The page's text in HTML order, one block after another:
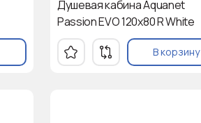
Душевая кабина Aquanet
Passion EVO 120x80 R White
В корзину